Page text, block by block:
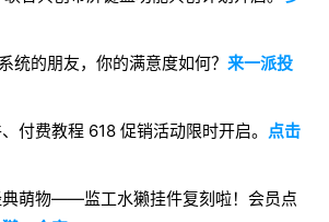
统的朋友，你的满意度如何？ 来一派投
付费教程 618 促销活动限时开启。 点击
典萌物——监工水獭挂件复刻啦！会员点